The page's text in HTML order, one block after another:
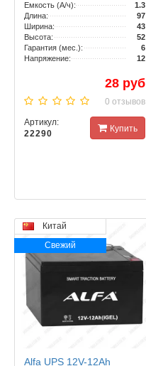
Емкость (А/ч):
1.3
Длина:
97
Ширина:
43
Высота:
52
Гарантия (мес.):
6
Напряжение:
12
28 руб
0 отзывов
Артикул:
22290
Купить
Китай
Свежий
Alfa UPS 12V-12Ah